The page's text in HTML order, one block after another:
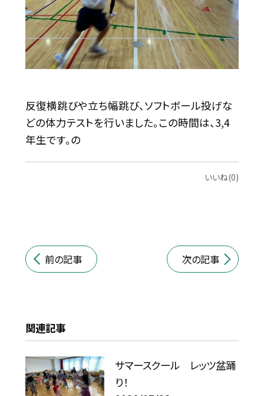
反復横跳びや立ち幅跳び、ソフトボール投げな
どの体力テストを行いました。この時間は、3,4
年生です。の
いいね(0)
前の記事 次の記事
関連記事
サマースクール レッツ盆踊
り！